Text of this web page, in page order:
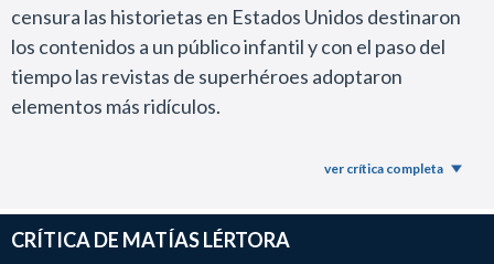
censura las historietas en Estados Unidos destinaron
los contenidos a un público infantil y con el paso del
tiempo las revistas de superhéroes adoptaron
elementos más ridículos.
Acero, DC incorporó a Ace, el perro maravilla que sería
también tendría que lidiar con el Bati-Duende.
ver crítica completa
CRÍTICA DE MATÍAS LÉRTORA